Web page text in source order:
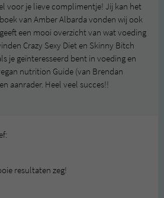
voor je lieve complimentje! Jij kan het
van Amber Albarda vonden wij ook
een mooi overzicht van wat voeding
Crazy Sexy Diet en Skinny Bitch
je geïnteresseerd bent in voeding en
nutrition Guide (van Brendan
aanrader. Heel veel succes!!
resultaten zeg!